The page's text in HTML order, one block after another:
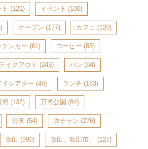
(121) イベント (100)
オープン (177) カフェ (120)
チンカー (61) コーヒー (85)
テイクアウト (245) パン (84)
イシアター (49) ランチ (183)
博 (132) 万博公園 (84)
公園 (54) 吹チャン (276)
吹田 (990) 吹田、吹田市、 (127)